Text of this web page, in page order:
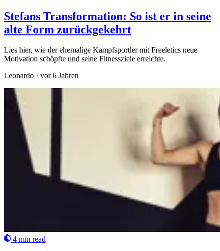
Stefans Transformation: So ist er in seine
alte Form zurückgekehrt
Lies hier, wie der ehemalige Kampfsportler mit Freeletics neue
Motivation schöpfte und seine Fitnessziele erreichte.
Leonardo · vor 6 Jahren
4 min read